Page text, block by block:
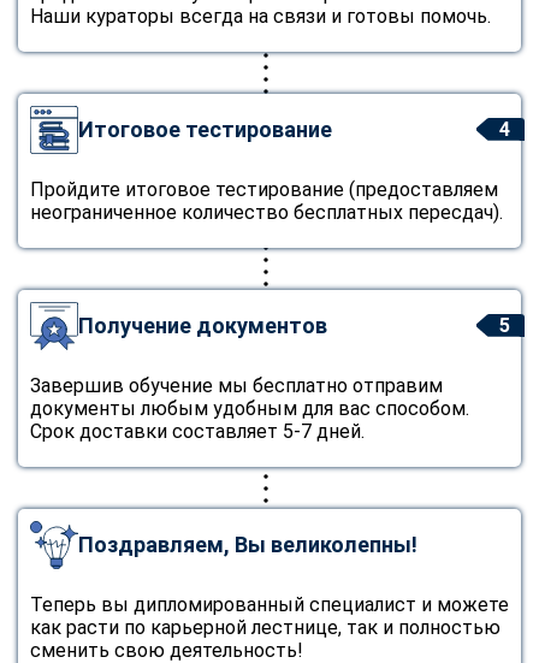
Наши кураторы всегда на связи и готовы помочь.
4
Итоговое тестирование
Пройдите итоговое тестирование (предоставляем
неограниченное количество бесплатных пересдач).
5
Получение документов
Завершив обучение мы бесплатно отправим
документы любым удобным для вас способом.
Срок доставки составляет 5-7 дней.
Поздравляем, Вы великолепны!
Теперь вы дипломированный специалист и можете
как расти по карьерной лестнице, так и полностью
сменить свою деятельность!